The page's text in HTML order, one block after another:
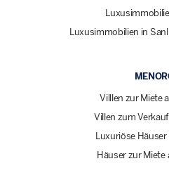
Luxusimmobilien in
Villlen zur Miete
Villen zum
Luxuriöse
Häuser zur Miete